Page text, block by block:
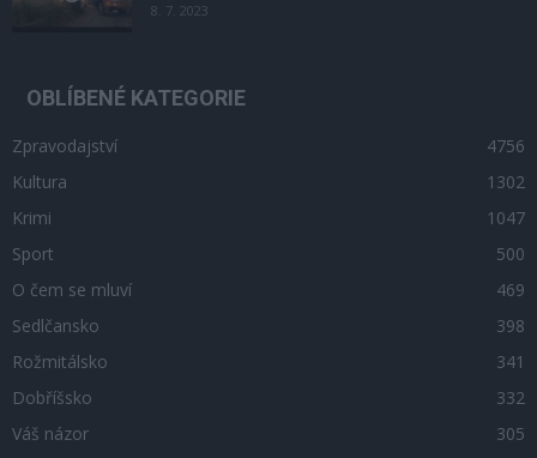
8. 7. 2023
OBLÍBENÉ KATEGORIE
Zpravodajství
4756
Kultura
1302
Krimi
1047
Sport
500
O čem se mluví
469
Sedlčansko
398
Rožmitálsko
341
Dobříšsko
332
Váš názor
305